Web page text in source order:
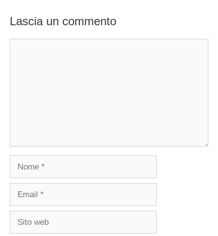
Lascia un commento
Nome
Email
Sito